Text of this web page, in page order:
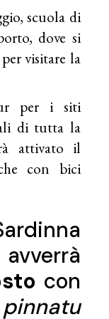
scuola di
dove si
visitare la
per i siti
di tutta la
attivato il
con bici
con
pinnatu